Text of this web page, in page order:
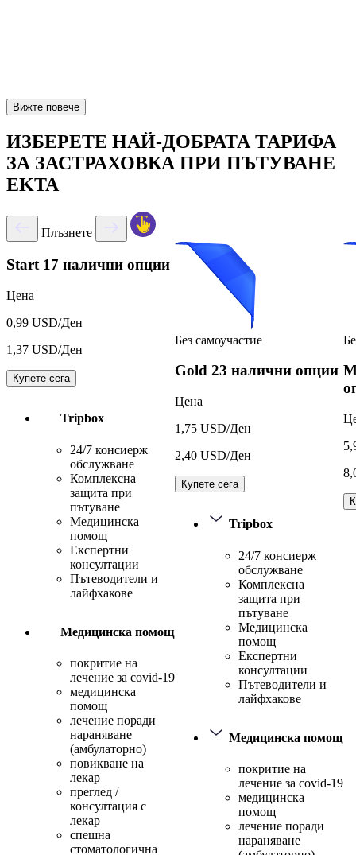
Вижте повече
ИЗБЕРЕТЕ НАЙ-ДОБРАТА ТАРИФА
ЗА ЗАСТРАХОВКА ПРИ ПЪТУВАНЕ
EKTA
Плъзнете
Start 17 налични опции
Цена
0,99 USD/Ден
1,37 USD/Ден
Купете сега
Tripbox
24/7 консиерж
обслужване
Комплексна
защита при
пътуване
Медицинска
помощ
Експертни
консултации
Пътеводители и
лайфхакове
Медицинска помощ
покритие на
лечение за covid-19
медицинска
помощ
лечение поради
нараняване
(амбулаторно)
повикване на
лекар
преглед /
консултация с
лекар
спешна
стоматологична
Без самоучастие
Gold 23 налични опции
Цена
1,75 USD/Ден
2,40 USD/Ден
Купете сега
Tripbox
24/7 консиерж
обслужване
Комплексна
защита при
пътуване
Медицинска
помощ
Експертни
консултации
Пътеводители и
лайфхакове
Медицинска помощ
покритие на
лечение за covid-19
медицинска
помощ
лечение поради
нараняване